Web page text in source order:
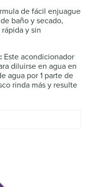
de fácil enjuague
baño y secado,
y sin
Este acondicionador
diluirse en agua en
agua por 1 parte de
rinda más y resulte